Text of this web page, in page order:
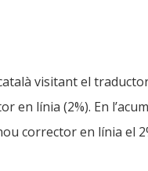
visitant el
en línia (2%). En
corrector en línia el